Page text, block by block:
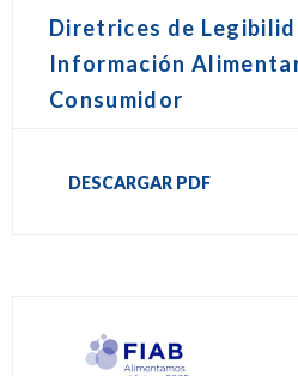
Diretrices de
Información
Consumidor
DESCARGAR PDF